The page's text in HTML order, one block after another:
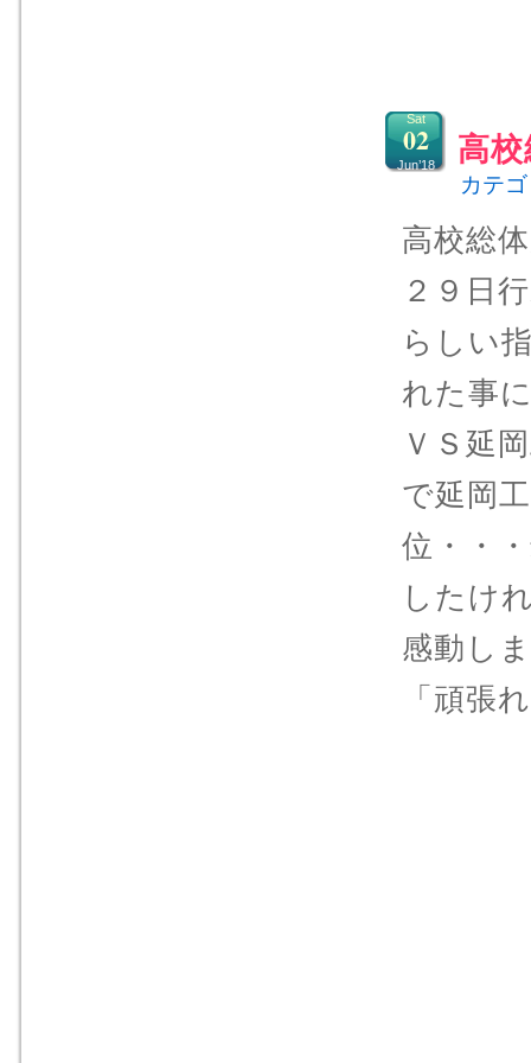
高
Sat
02
Jun’18
カテ
高校総
２９日
らしい
れた事
ＶＳ延
で延岡
位・・
したけ
感動し
「頑張